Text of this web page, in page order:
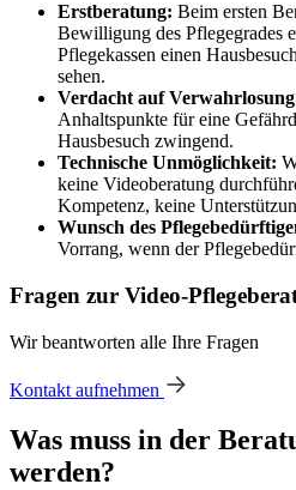
Erstberatung: Beim ersten
Bewilligung des Pflegegrades
Pflegekassen einen
sehen.
Verdacht auf
Anhaltspunkte für eine
Hausbesuch zwingend.
Technische Unmöglichkeit:
keine Videoberatung
Kompetenz, keine
Wunsch des
Vorrang, wenn der
Fragen zur Video-
Wir beantworten alle Ihre Fragen
Kontakt aufnehmen
Was muss in der
werden?